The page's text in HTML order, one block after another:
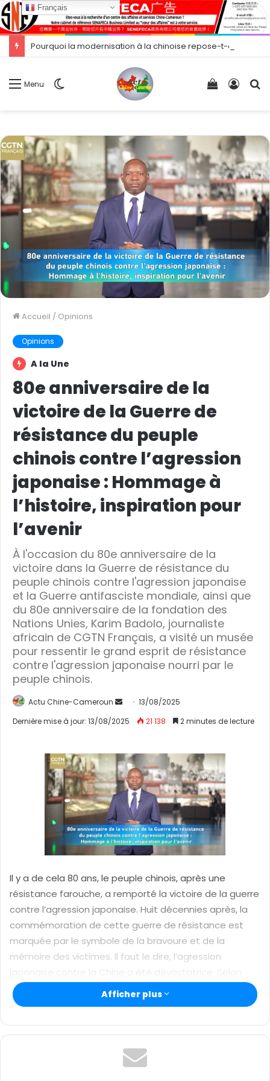
Menu
Voir
Accueil / Opinions
Opinions
A la Une
80e anniversaire de la
victoire de la Guerre de
résistance du peuple
chinois contre l’agression
japonaise : Hommage à
l’histoire, inspiration pour
l’avenir
À l'occasion du 80e anniversaire de la
victoire dans la Guerre de résistance du
peuple chinois contre l'agression japonaise
et la Guerre antifasciste mondiale, ainsi que
du 80e anniversaire de la fondation des
Nations Unies, Karim Badolo, journaliste
africain de CGTN Français, a visité un musée
pour ressentir le grand esprit de résistance
contre l'agression japonaise nourri par le
peuple chinois.
Actu Chine-Cameroun
n
y
e
r
c
o
r
r
13/08/2025
Dernière mise à jour: 13/08/2025
21 138 2 minutes de lecture
Il y a de cela 80 ans, le peuple chinois, après une
résistance farouche, a remporté la victoire de la guerre
contre l’agression japonaise. Huit décennies après, la
commémoration de cette guerre de résistance est
marquée par le symbole de la bravoure et de la
mémoire des victimes. Il faut le dire, l’agression
japonaise contre la Chine a été dévastatrice. Selon
des statistiques disponibles, la guerre a fait plus de 35
millions de victimes militaires et civiles chinoises. Le
la Chine a dépassé les 100 milliards de dollars, et celui
des pertes indirectes, 500 milliards de dollars. Les
Chinois ont mené une résistance résolue et intrépide
Afficher plus
Français